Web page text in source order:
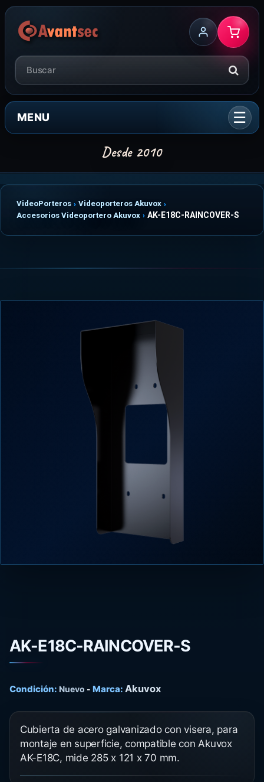
MENU
VideoPorteros
Videoporteros Akuvox
Accesorios Videoportero Akuvox
AK-E18C-RAINCOVER-S
AK-E18C-RAINCOVER-S
Condición: Nuevo - Marca: Akuvox
Cubierta de acero galvanizado con visera, para
montaje en superficie, compatible con Akuvox
AK-E18C, mide 285 x 121 x 70 mm.